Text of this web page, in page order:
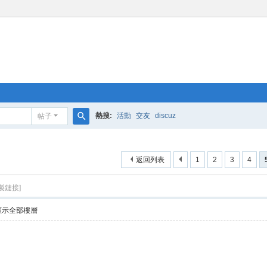
帖子 熱搜: 活動 交友 discuz
1 2 3 4
返回列表
鏈接]
示全部樓層